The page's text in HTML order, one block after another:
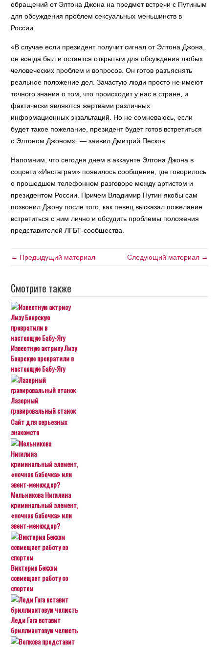
обращений от Элтона Джона на предмет встречи с Путиным
для обсуждения проблем сексуальных меньшинств в
России.
«В случае если президент получит сигнал от Элтона Джона,
он всегда был и остается открытым для обсуждения любых
человеческих проблем и вопросов. Он готов разъяснять
реальное положение дел. Зачастую люди просто не имеют
точного знания о том, что происходит у нас в стране, и
фактически являются жертвами различных
информационных экзальтаций. Но не сомневаюсь, если
будет такое пожелание, президент будет готов встретиться
с Элтоном Джоном», — заявил Дмитрий Песков.
Напомним, что сегодня днем в аккаунте Элтона Джона в
соцсети «Инстаграм» появилось сообщение, где говорилось
о прошедшем телефонном разговоре между артистом и
президентом России. Причем Владимир Путин якобы сам
позвонил Джону после того, как певец высказал пожелание
встретиться с ним лично и обсудить проблемы положения
представителей ЛГБТ-сообщества.
← Предыдущий материал Следующий материал →
Смотрите также
Известную актрису Лизу
Боярскую превратили в
настоящую Бабу-Ягу
Лазерный
гравировальный станок
Сайт для серьезных
знакомств
Мельникова Нигилина
криминальный элемент,
«ночная бабочка» или
эвент-менеждер?
Виктория Бекхэм
совмещает работу со
спортом
Леди Гага вставит
бриллиантовую челюсть